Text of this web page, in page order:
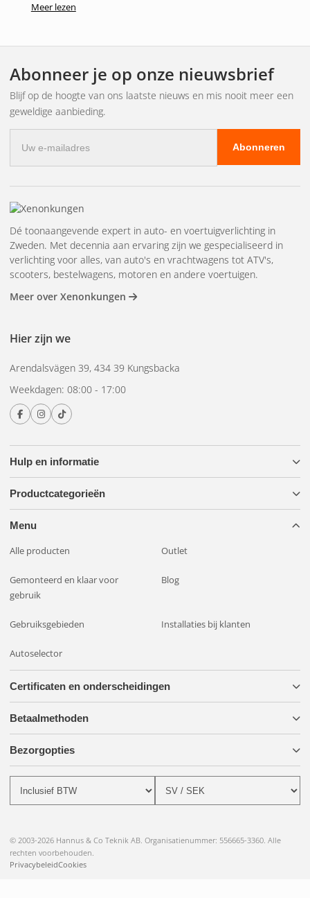
Meer lezen
Abonneer je op onze nieuwsbrief
Blijf op de hoogte van ons laatste nieuws en mis nooit meer een
geweldige aanbieding.
mailadres
Abonneren
Hulp en informatie
Productcategorieën
Menu
Alle producten Outlet
Gemonteerd en klaar voor
gebruik
Blog
Gebruiksgebieden Installaties bij klanten
Autoselector
Dé toonaangevende expert in auto- en voertuigverlichting in
Zweden. Met decennia aan ervaring zijn we gespecialiseerd in
verlichting voor alles, van auto's en vrachtwagens tot ATV's,
scooters, bestelwagens, motoren en andere voertuigen.
Meer over Xenonkungen
Hier zijn we
Arendalsvägen 39, 434 39 Kungsbacka
Weekdagen: 08:00 - 17:00
Certificaten en onderscheidingen
Betaalmethoden
Bezorgopties
© 2003-2026 Hannus & Co Teknik AB. Organisatienummer: 556665-3360. Alle
rechten voorbehouden.
PrivacybeleidCookies